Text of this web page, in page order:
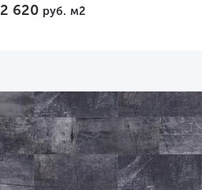
2 620 руб. м2